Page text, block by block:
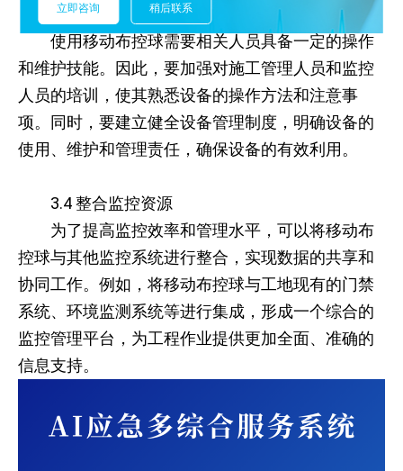
3.3 加强人员培训与管理
使用移动布控球需要相关人员具备一定的操作
和维护技能。因此，要加强对施工管理人员和监控
人员的培训，使其熟悉设备的操作方法和注意事
项。同时，要建立健全设备管理制度，明确设备的
使用、维护和管理责任，确保设备的有效利用。
3.4 整合监控资源
为了提高监控效率和管理水平，可以将移动布
控球与其他监控系统进行整合，实现数据的共享和
协同工作。例如，将移动布控球与工地现有的门禁
系统、环境监测系统等进行集成，形成一个综合的
监控管理平台，为工程作业提供更加全面、准确的
信息支持。
立即咨询 稍后联系